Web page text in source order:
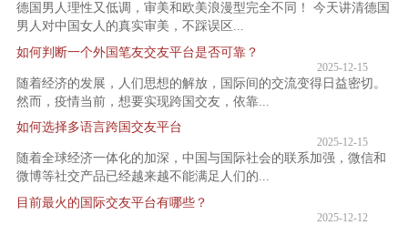
德国男人理性又低调，审美和欧美浪漫型完全不同！ 今天讲清德国
男人对中国女人的真实审美，不踩误区...
如何判断一个外国笔友交友平台是否可靠？
2025-12-15
随着经济的发展，人们思想的解放，国际间的交流变得日益密切。
然而，疫情当前，想要实现跨国交友，依靠...
如何选择多语言跨国交友平台
2025-12-15
随着全球经济一体化的加深，中国与国际社会的联系加强，微信和
微博等社交产品已经越来越不能满足人们的...
目前最火的国际交友平台有哪些？
2025-12-12